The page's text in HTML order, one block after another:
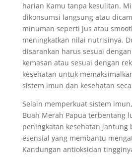
harian Kamu tanpa kesulitan.
dikonsumsi langsung atau
minuman seperti jus atau
meningkatkan nilai nutrisinya.
disarankan harus sesuai
kemasan atau sesuai dengan
kesehatan untuk
sistem imun dan kesehatan
Selain memperkuat sistem
Buah Merah Papua terbentang
peningkatan kesehatan jantung
esensial yang membantu
Kandungan antioksidan